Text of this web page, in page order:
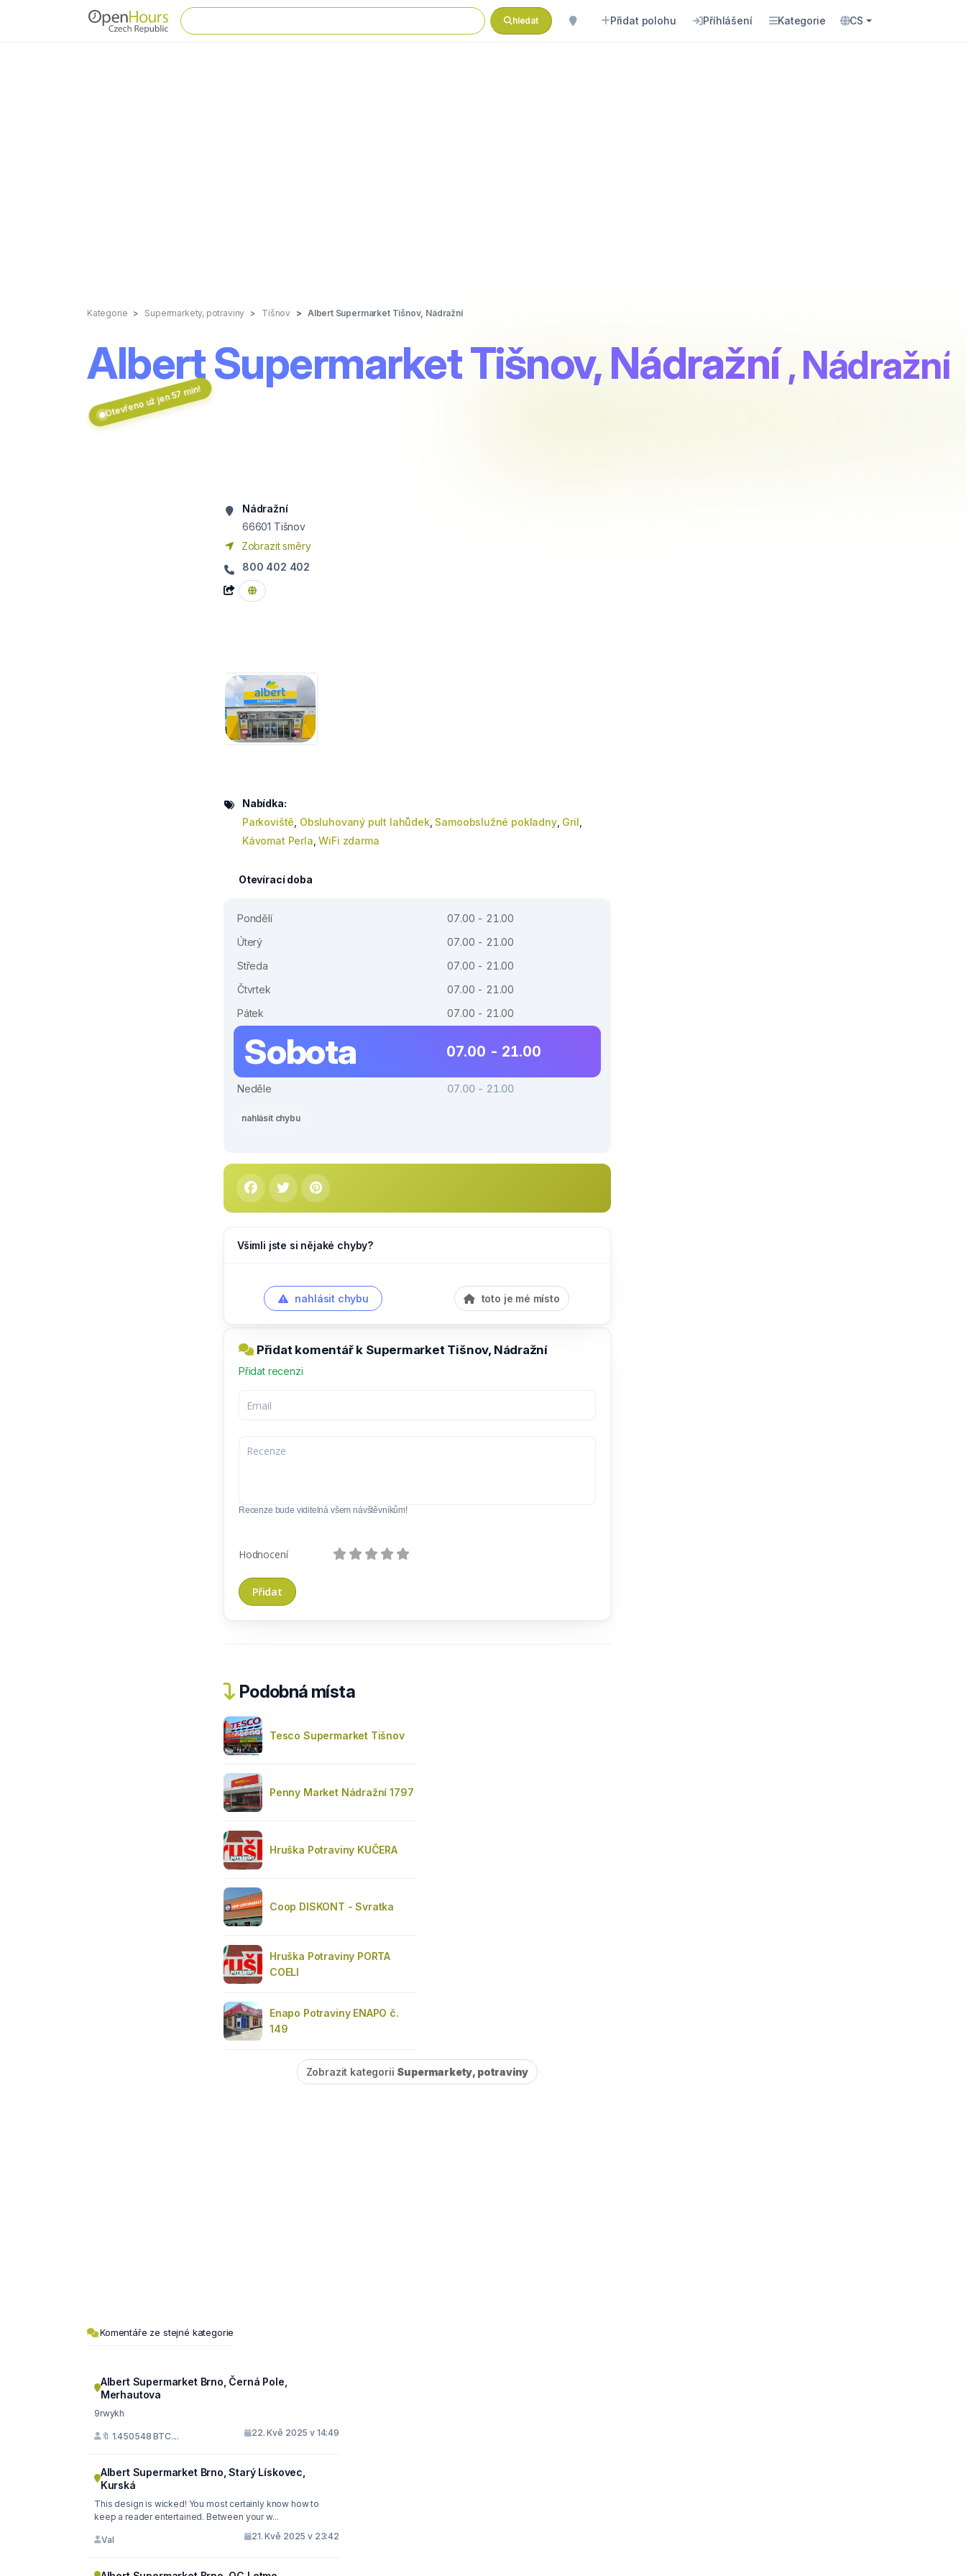
hledat Přidat polohu Příhlášení Kategorie CS
Kategorie Supermarkety, potraviny Tišnov Albert Supermarket Tišnov, Nádražní
Albert Supermarket Tišnov, Nádražní , Nádražní
Otevřeno už jen 57 min!
Nádražní
66601 Tišnov
Zobrazit směry
800 402 402
Nabídka:
Parkoviště Obsluhovaný pult lahůdek, Samoobslužné pokladny, Gril
Kávomat Perla ,WiFi zdarma
Otevírací doba
Pondělí
07.00 - 21.00
Úterý
07.00 - 21.00
Středa
07.00 - 21.00
Čtvrtek
07.00 - 21.00
Pátek
07.00 - 21.00
Sobota 07.00 - 21.00
Neděle 07.00 - 21.00
nahlásit chybu
Všimli jste si nějaké chyby?
nahlásit chybu toto je mé místo
Přidat komentář k Supermarket Tišnov, Nádražní
Přidat recenzi
Recenze bude viditelná všem návštěvníkům!
Hodnocení
Podobná místa
Tesco Supermarket Tišnov
Penny Market Nádražní 1797
Hruška Potraviny KUČERA
Coop DISKONT - Svratka
Hruška Potraviny PORTA
COELI
Enapo Potraviny ENAPO č.
149
Zobrazit kategorii Supermarkety, potraviny
Komentáře ze stejné kategorie
Albert Supermarket Brno, Černá Pole,
Merhautova
9rwykh
🔖 1.450548 BTC.... 22. Kvě 2025 v 14:49
Albert Supermarket Brno, Starý Lískovec,
Kurská
This design is wicked! You most certainly know how to
keep a reader entertained. Between your w...
Val 21. Kvě 2025 v 23:42